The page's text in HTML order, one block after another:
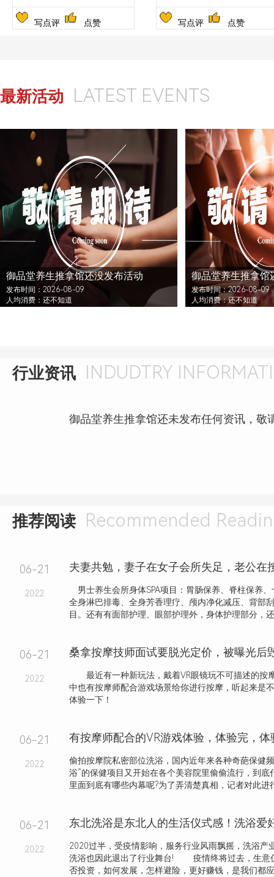
写点评 点赞 写点评 点赞
最新活动 LATEST EVENTS
御品堂养生推拿馆还没发布活动
发布时间：2026-08-09
人均消费：还不知道
御品堂养生推拿馆
发布时间：2026-08-09
人均消费：还不知道
行业资讯 INDUDTRY
御品堂养生推拿馆还未发布任何资讯，敬
推荐阅读 Recommended
06-21
2022
男士养生会所身体SPA项目：胃肠保养、脊柱保养
全身淋巴排毒、全身芳香理疗、颅内净化减压、背部
目。还有有面部护理、眼部护理外，身体护理部分，
06-21
2022
桑拿按摩技师面试要脱光定价，被曝光后
最近有一种新玩法，戴着VR眼镜玩不可描述的按
中也有按摩师配合游戏场景给你进行按摩，听起来是
体验一下！
06-21
2022
有按摩师配合的VR游戏体验，体验完，体
偷拍按摩院私密部位洗浴，国内近年来各种奇葩保健
浴”的保健项目又开始在各个美容院里偷偷流行，到底
里面到底有哪些内幕呢?为了弄清楚真相，记者对此进
06-21
2022
2020过半，受疫情影响，服务行业风雨飘摇，洗浴产
洗浴也因此退出了行业舞台! 疫情终将过去，生意
否投资，如何发展，怎样避险，更好赚钱，是我们都